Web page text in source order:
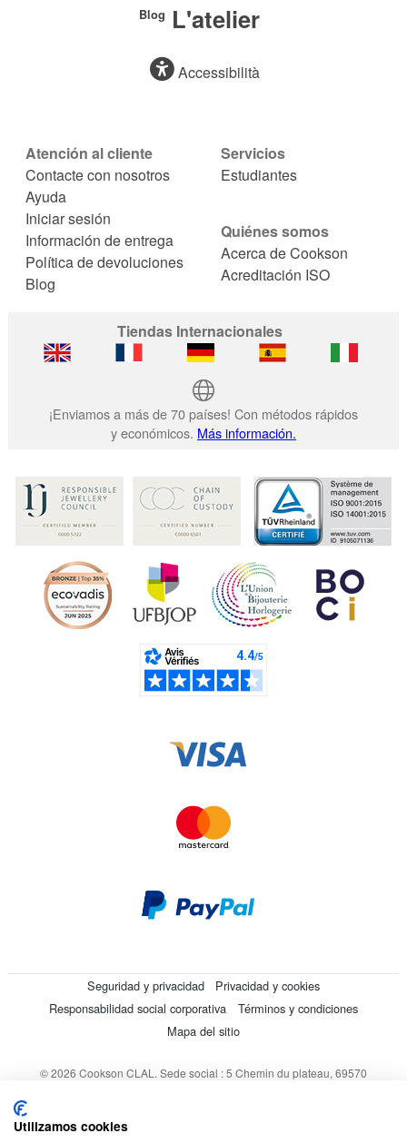
Blog L'atelier
Accessibilità
Atención al cliente
Contacte con nosotros
Ayuda
Iniciar sesión
Información de entrega
Política de devoluciones
Blog
Servicios
Estudiantes
Quiénes somos
Acerca de Cookson
Acreditación ISO
Tiendas Internacionales
¡Enviamos a más de 70 países! Con métodos rápidos
y económicos. Más información.
Seguridad y privacidad
Privacidad y cookies
Responsabilidad social corporativa
Términos y condiciones
Mapa del sitio
© 2026 Cookson CLAL. Sede social : 5 Chemin du plateau, 69570
Utilizamos cookies